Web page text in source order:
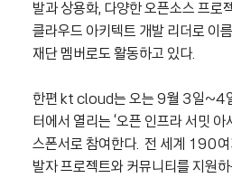
발과 상용화, 다양한 오픈소스 프로
클라우드 아키텍트 개발 리더로 이
재단 멤버로도 활동하고 있다.
한편 kt cloud는 오는 9월 3일~4
터에서 열리는 ‘오픈 인프라 서밋 아
스폰서로 참여한다. 전 세계 190
발자 프로젝트와 커뮤니티를 지원